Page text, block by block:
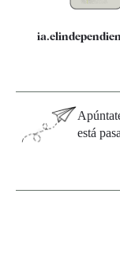
está